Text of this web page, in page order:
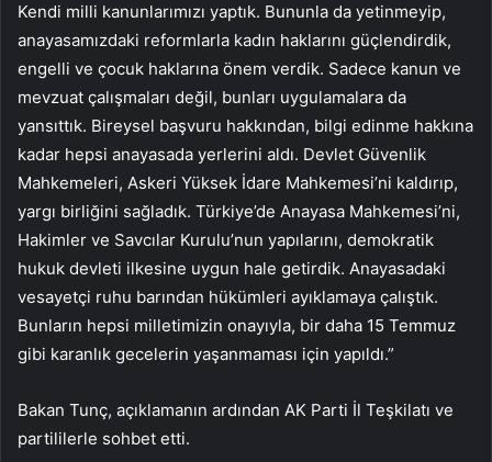
Kendi milli kanunlarımızı yaptık. Bununla da yetinmeyip,
anayasamızdaki reformlarla kadın haklarını güçlendirdik,
engelli ve çocuk haklarına önem verdik. Sadece kanun ve
mevzuat çalışmaları değil, bunları uygulamalara da
yansıttık. Bireysel başvuru hakkından, bilgi edinme hakkına
kadar hepsi anayasada yerlerini aldı. Devlet Güvenlik
Mahkemeleri, Askeri Yüksek İdare Mahkemesi’ni kaldırıp,
yargı birliğini sağladık. Türkiye’de Anayasa Mahkemesi’ni,
Hakimler ve Savcılar Kurulu’nun yapılarını, demokratik
hukuk devleti ilkesine uygun hale getirdik. Anayasadaki
vesayetçi ruhu barından hükümleri ayıklamaya çalıştık.
Bunların hepsi milletimizin onayıyla, bir daha 15 Temmuz
gibi karanlık gecelerin yaşanmaması için yapıldı.”
Bakan Tunç, açıklamanın ardından AK Parti İl Teşkilatı ve
partililerle sohbet etti.